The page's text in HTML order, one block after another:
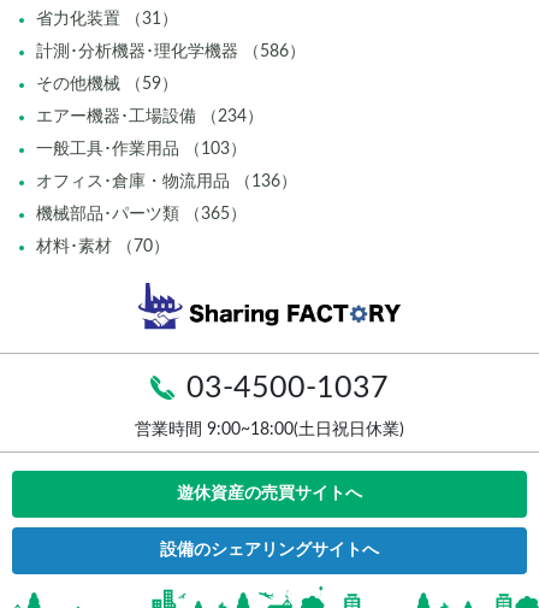
03-4500-1037
営業時間 9:00~18:00(土日祝日休業)
遊休資産の売買サイトへ
設備のシェアリングサイトへ
省力化装置 （31）
計測･分析機器･理化学機器 （586）
その他機械 （59）
エアー機器･工場設備 （234）
一般工具･作業用品 （103）
オフィス･倉庫・物流用品 （136）
機械部品･パーツ類 （365）
材料･素材 （70）